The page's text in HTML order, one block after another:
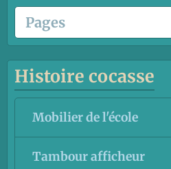
Histoire cocasse
Mobilier de l'école
Tambour afficheur